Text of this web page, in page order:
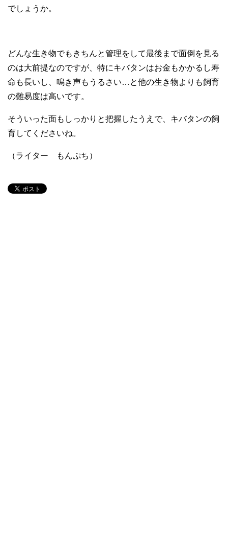
でしょうか。
どんな生き物でもきちんと管理をして最後まで面倒を見る
のは大前提なのですが、特にキバタンはお金もかかるし寿
命も長いし、鳴き声もうるさい…と他の生き物よりも飼育
の難易度は高いです。
そういった面もしっかりと把握したうえで、キバタンの飼
育してくださいね。
（ライター もんぷち）